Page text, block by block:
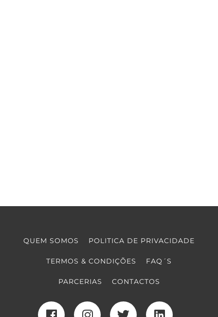
QUEM SOMOS POLITICA DE PRIVACIDADE
TERMOS & CONDIÇÕES FAQ´S
PARCERIAS CONTACTOS